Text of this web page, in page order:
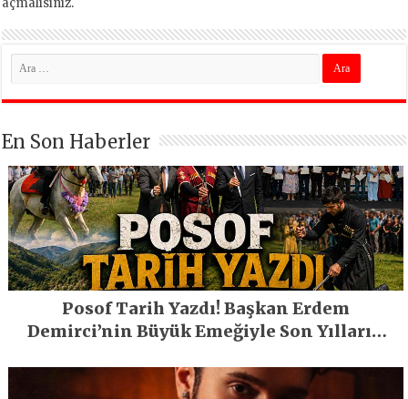
En Son Haberler
Posof Tarih Yazdı! Başkan Erdem
Demirci’nin Büyük Emeğiyle Son Yılların